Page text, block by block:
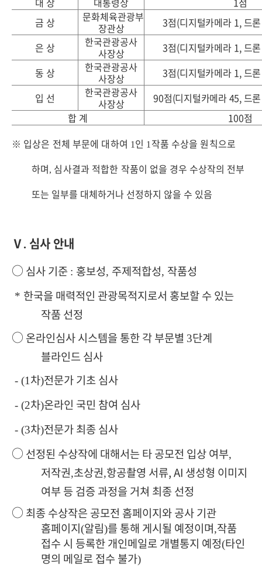
금 상
문화체육관광부
장관상
3점(디지털카메라 1,드
은 상
한국관광공사
사장상
3점(디지털카메라 1,드
동 상
한국관광공사
사장상
3점(디지털카메라 1,드
입 선
한국관광공사
사장상
90점(디지털카메라45,드
합 계
100점
※ 입상은 전체 부문에 대하여 1 인 1 작품 수상을 원칙으로
하며, 심사결과 적합한 작품이 없을 경우 수상작의 전부
또는 일부를 대체하거나 선정하지 않을 수 있음
Ⅴ. 심사 안내
○ 심사 기준 : 홍보성, 주제적합성, 작품성
* 한국을 매력적인 관광목적지로서 홍보할 수 있는
작품 선정
○ 온라인심사 시스템을 통한 각 부문별 3단계
블라인드 심사
- (1 차)전문가 기초 심사
- (2차)온라인 국민 참여 심사
- (3차)전문가 최종 심사
○ 선정된 수상작에 대해서는 타 공모전 입상 여부,
저작권,초상권,항공촬영 서류, AI 생성형 이미지
여부 등 검증 과정을 거쳐 최종 선정
○ 최종 수상작은 공모전 홈페이지와 공사 기관
홈페이지(알림)를 통해 게시될 예정이며,작품
접수 시 등록한 개인메일로 개별통지 예정(타인
명의 메일로 접수 불가)